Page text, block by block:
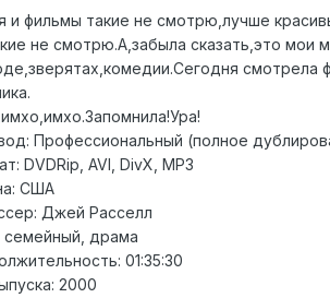
и фильмы такие не смотрю,лучше
не смотрю.А,забыла сказать,это мои
Профессиональный (полное
DVDRip, AVI, DivX, MP3
США
Джей Расселл
семейный, драма
01:35:30
2000